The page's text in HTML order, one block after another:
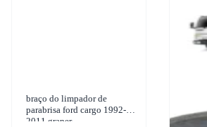
braço do limpador de
parabrisa ford cargo 1992-
2011 graner